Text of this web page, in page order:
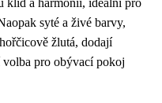
klid a harmonii, ideální pro
syté a živé barvy,
žlutá, dodají
volba pro obývací pokoj